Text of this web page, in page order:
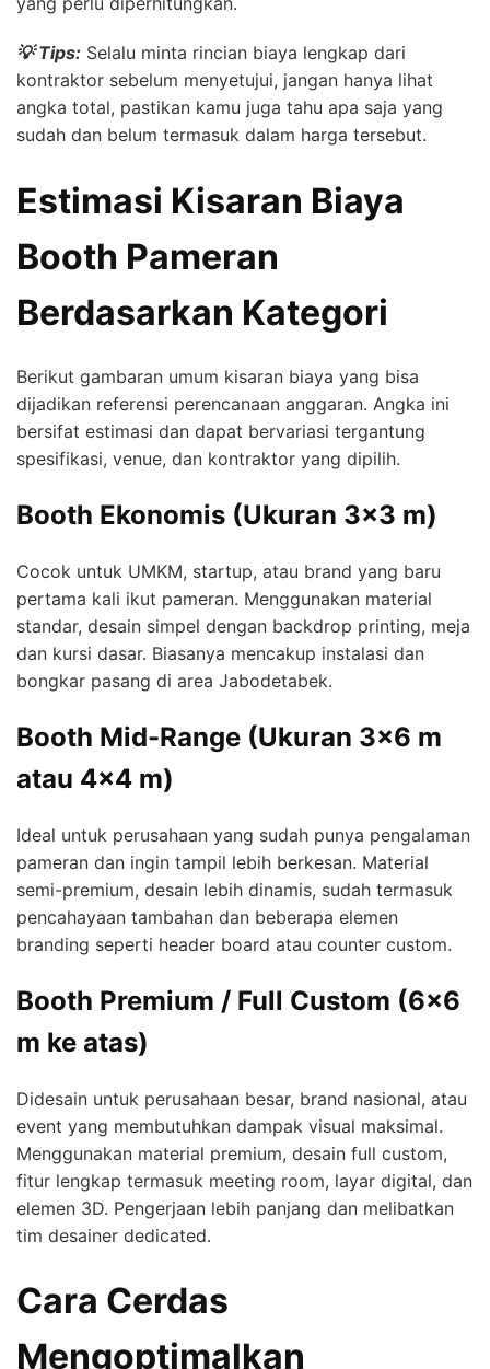
💡 Tips: Selalu minta rincian biaya lengkap dari
kontraktor sebelum menyetujui, jangan hanya lihat
angka total, pastikan kamu juga tahu apa saja yang
sudah dan belum termasuk dalam harga tersebut.
Estimasi Kisaran Biaya
Booth Pameran
Berdasarkan Kategori
Berikut gambaran umum kisaran biaya yang bisa
dijadikan referensi perencanaan anggaran. Angka ini
bersifat estimasi dan dapat bervariasi tergantung
spesifikasi, venue, dan kontraktor yang dipilih.
Booth Ekonomis (Ukuran 3×3 m)
Cocok untuk UMKM, startup, atau brand yang baru
pertama kali ikut pameran. Menggunakan material
standar, desain simpel dengan backdrop printing, meja
dan kursi dasar. Biasanya mencakup instalasi dan
bongkar pasang di area Jabodetabek.
Booth Mid-Range (Ukuran 3×6 m
atau 4×4 m)
Ideal untuk perusahaan yang sudah punya pengalaman
pameran dan ingin tampil lebih berkesan. Material
semi-premium, desain lebih dinamis, sudah termasuk
pencahayaan tambahan dan beberapa elemen
branding seperti header board atau counter custom.
Booth Premium / Full Custom (6×6
m ke atas)
Didesain untuk perusahaan besar, brand nasional, atau
event yang membutuhkan dampak visual maksimal.
Menggunakan material premium, desain full custom,
fitur lengkap termasuk meeting room, layar digital, dan
elemen 3D. Pengerjaan lebih panjang dan melibatkan
tim desainer dedicated.
Cara Cerdas
Mengoptimalkan